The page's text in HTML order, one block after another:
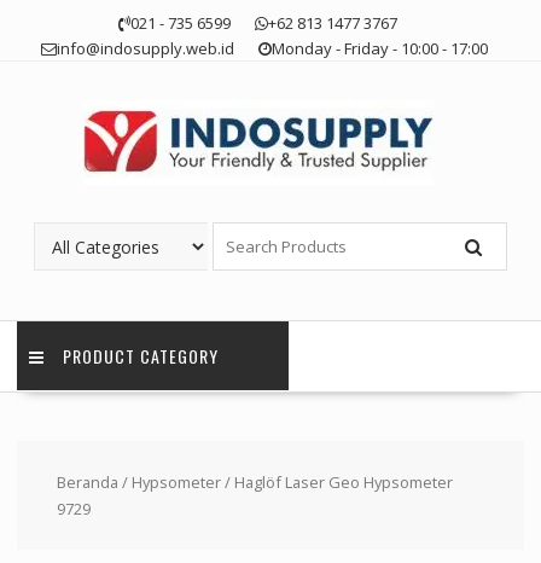
021 - 735 6599
+62 813 1477 3767
info@indosupply.web.id
Monday - Friday - 10:00 - 17:00
PRODUCT CATEGORY
Beranda / Hypsometer/ Haglöf Laser Geo Hypsometer
9729